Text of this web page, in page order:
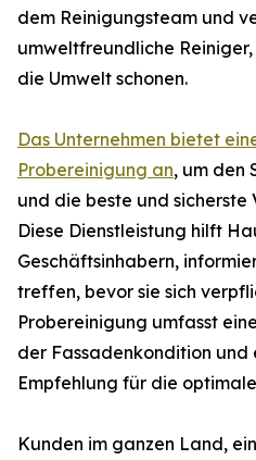
dem Reinigungsteam und
umweltfreundliche
die Umwelt schonen.
Das Unternehmen bietet
Probereinigung an, um den
und die beste und
Diese Dienstleistung hilft
Geschäftsinhabern,
treffen, bevor sie sich
Probereinigung umfasst
der Fassadenkondition
Empfehlung für die
Kunden im ganzen Land,